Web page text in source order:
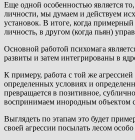
Еще одной особенностью является
личности, мы думаем и действуем
установок. В итоге, когда
личность, в другом (когда пьян)
Основной работой психомага
развиты и затем интегрированы в
К примеру, работа с той же
определенных условиях и
превращается в позитивное,
воспринимаем инородным объектом
Выглядеть по этапам это будет
своей агрессии посылать лесом